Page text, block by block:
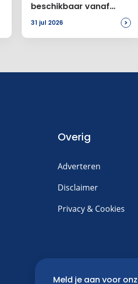
beschikbaar vanaf
46.899 euro
31 jul 2026 >
Overig
Adverteren
Disclaimer
Privacy & Cookies
Meld je aan voor